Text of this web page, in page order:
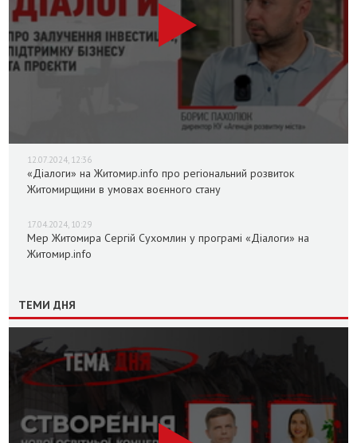
12.07.2024, 12:36
«Діалоги» на Житомир.info про регіональний розвиток
Житомирщини в умовах воєнного стану
17.04.2024, 10:29
Мер Житомира Сергій Сухомлин у програмі «Діалоги» на
Житомир.info
ТЕМИ ДНЯ